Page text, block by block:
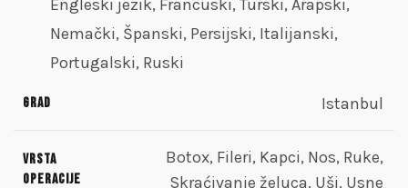
Engleski jezik, Francuski, Turski, Arapski,
Nemački, Španski, Persijski, Italijanski,
Portugalski, Ruski
Grad Istanbul
Vrsta
operacije
Botox, Fileri, Kapci, Nos, Ruke,
Skraćivanje želuca, Uši, Usne